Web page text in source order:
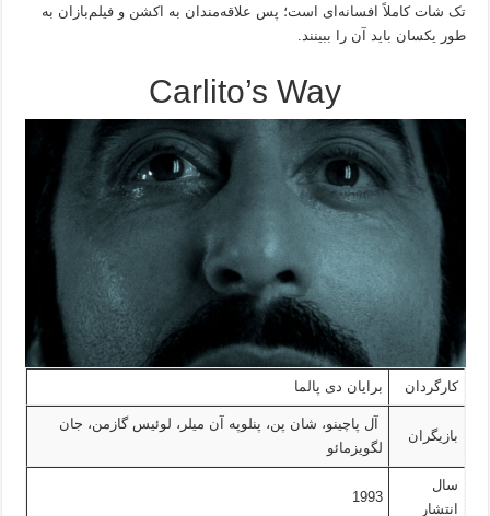
تک شات کاملاً افسانه‌ای است؛ پس علاقه‌مندان به اکشن و فیلم‌بازان به
طور یکسان باید آن را ببینند.
Carlito’s Way
کارگردان برایان دی پالما
بازیگران
آل پاچینو، شان پن، پنلوپه آن میلر، لوئیس گازمن، جان
لگویزمائو
سال
انتشار
1993